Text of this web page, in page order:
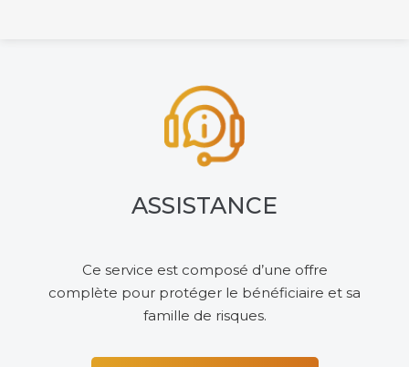
ASSISTANCE
Ce service est composé d’une offre
complète pour protéger le bénéficiaire et sa
famille de risques.